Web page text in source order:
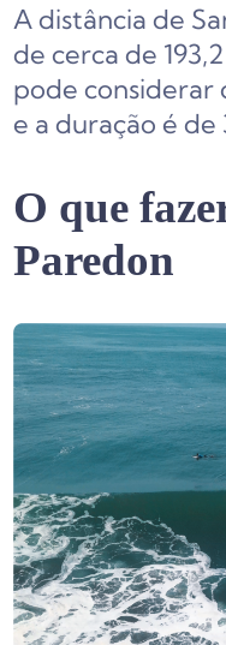
A distância de
de cerca de
pode considerar
e a duração é de
O que
Paredon